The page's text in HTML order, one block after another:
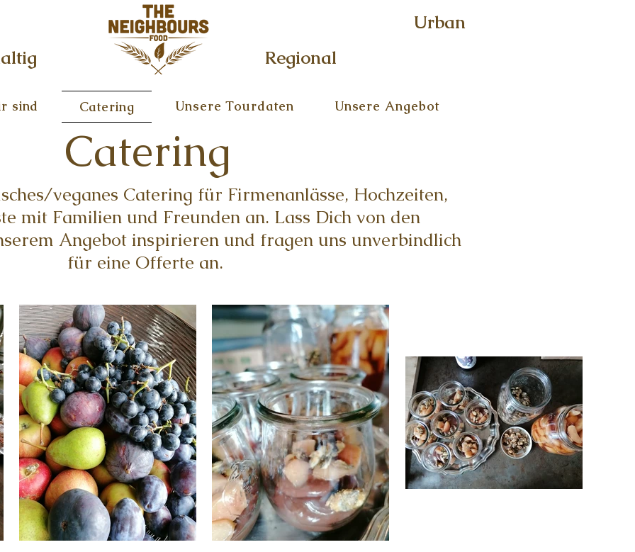
Regional
Urban
sind Catering Unsere Tourdaten Unsere Angebot
Catering
veganes Catering für Firmenanlässe, Hochzeiten,
mit Familien und Freunden an. Lass Dich von den
Angebot inspirieren und fragen uns unverbindlich
für eine Offerte an.